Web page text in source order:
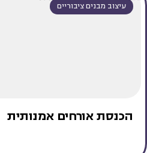
עיצוב מבנים ציבוריים
הכנסת אורחים אמנותית